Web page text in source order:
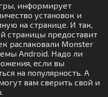
информирует
установок и
на странице. И так,
страницы предоставит
распаковали Monster
Android. Надо ли
если вы
на популярность. А
вам сверить свой и